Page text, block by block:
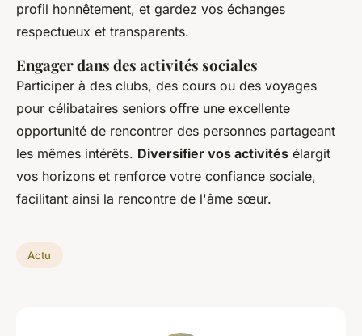
profil honnêtement, et gardez vos échanges
respectueux et transparents.
Engager dans des activités sociales
Participer à des clubs, des cours ou des voyages
pour célibataires seniors offre une excellente
opportunité de rencontrer des personnes partageant
les mêmes intérêts. Diversifier vos activités élargit
vos horizons et renforce votre confiance sociale,
facilitant ainsi la rencontre de l'âme sœur.
Actu